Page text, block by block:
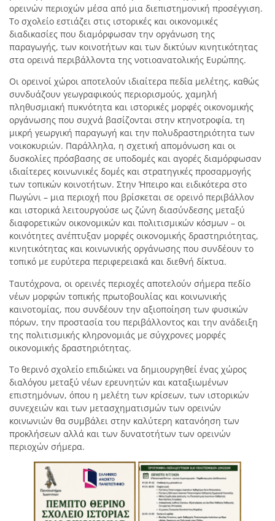
ορεινών περιοχών μέσα από μια διεπιστημονική προσέγγιση.
Το σχολείο εστιάζει στις ιστορικές και οικονομικές
διαδικασίες που διαμόρφωσαν την οργάνωση της
παραγωγής, των κοινοτήτων και των δικτύων κινητικότητας
στα ορεινά περιβάλλοντα της νοτιοανατολικής Ευρώπης.
Οι ορεινοί χώροι αποτελούν ιδιαίτερα πεδία μελέτης, καθώς
συνδυάζουν γεωγραφικούς περιορισμούς, χαμηλή
πληθυσμιακή πυκνότητα και ιστορικές μορφές οικονομικής
οργάνωσης που συχνά βασίζονται στην κτηνοτροφία, τη
μικρή γεωργική παραγωγή και την πολυδραστηριότητα των
νοικοκυριών. Παράλληλα, η σχετική απομόνωση και οι
δυσκολίες πρόσβασης σε υποδομές και αγορές διαμόρφωσαν
ιδιαίτερες κοινωνικές δομές και στρατηγικές προσαρμογής
των τοπικών κοινοτήτων. Στην Ήπειρο και ειδικότερα στο
Πωγώνι – μια περιοχή που βρίσκεται σε ορεινό περιβάλλον
και ιστορικά λειτουργούσε ως ζώνη διασύνδεσης μεταξύ
διαφορετικών οικονομικών και πολιτισμικών κόσμων – οι
κοινότητες ανέπτυξαν μορφές οικονομικής δραστηριότητας,
κινητικότητας και κοινωνικής οργάνωσης που συνδέουν το
τοπικό με ευρύτερα περιφερειακά και διεθνή δίκτυα.
Ταυτόχρονα, οι ορεινές περιοχές αποτελούν σήμερα πεδίο
νέων μορφών τοπικής πρωτοβουλίας και κοινωνικής
καινοτομίας, που συνδέουν την αξιοποίηση των φυσικών
πόρων, την προστασία του περιβάλλοντος και την ανάδειξη
της πολιτισμικής κληρονομιάς με σύγχρονες μορφές
οικονομικής δραστηριότητας.
Το θερινό σχολείο επιδιώκει να δημιουργηθεί ένας χώρος
διαλόγου μεταξύ νέων ερευνητών και καταξιωμένων
επιστημόνων, όπου η μελέτη των κρίσεων, των ιστορικών
συνεχειών και των μετασχηματισμών των ορεινών
κοινωνιών θα συμβάλει στην καλύτερη κατανόηση των
προκλήσεων αλλά και των δυνατοτήτων των ορεινών
περιοχών σήμερα.